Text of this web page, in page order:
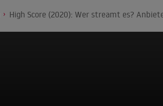
High Score (2020): Wer streamt es?